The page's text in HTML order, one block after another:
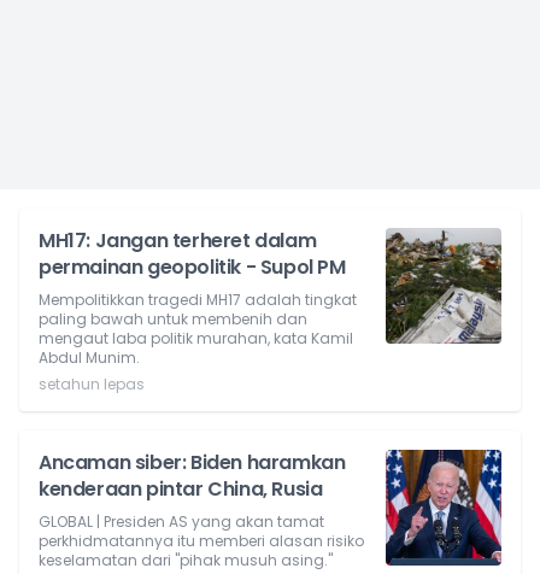
MH17: Jangan terheret dalam
permainan geopolitik - Supol PM
Mempolitikkan tragedi MH17 adalah tingkat
paling bawah untuk membenih dan
mengaut laba politik murahan, kata Kamil
Abdul Munim.
setahun lepas
Ancaman siber: Biden haramkan
kenderaan pintar China, Rusia
GLOBAL | Presiden AS yang akan tamat
perkhidmatannya itu memberi alasan risiko
keselamatan dari "pihak musuh asing."